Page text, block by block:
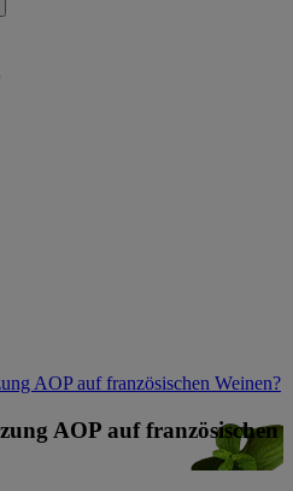
AOP auf französischen Weinen?
AOP auf französischen